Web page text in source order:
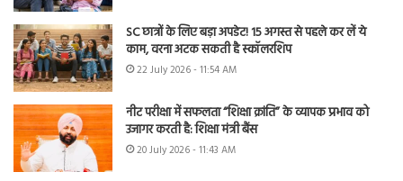
SC छात्रों के लिए बड़ा अपडेट! 15 अगस्त से पहले कर लें ये
काम, वरना अटक सकती है स्कॉलरशिप
22 July 2026 - 11:54 AM
नीट परीक्षा में सफलता “शिक्षा क्रांति” के व्यापक प्रभाव को
उजागर करती है: शिक्षा मंत्री बैंस
20 July 2026 - 11:43 AM